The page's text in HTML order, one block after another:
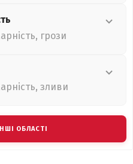
грози
зливи
ОБЛАСТІ